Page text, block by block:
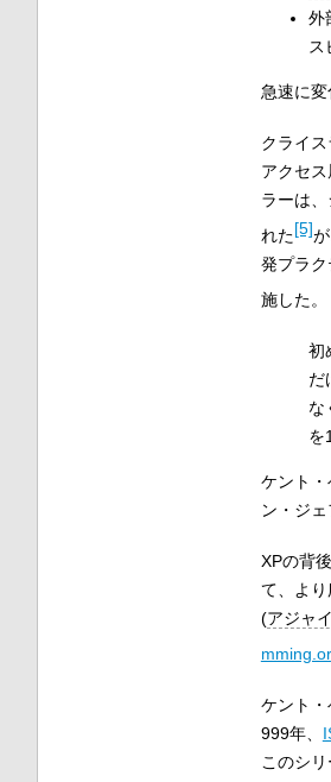
外
ス
急速に変
クライ
アクセス
ラーは
れた[5]
発プラ
施した
初
だ
な
を
ケント・
ン・ジ
XPの背
て、よ
(アジャ
ケント
999年、
このシ